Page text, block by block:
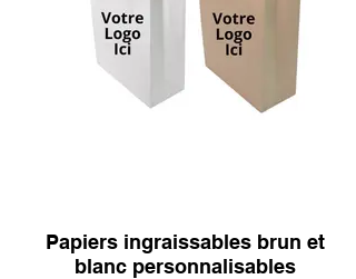
Papiers ingraissables brun et
blanc personnalisables